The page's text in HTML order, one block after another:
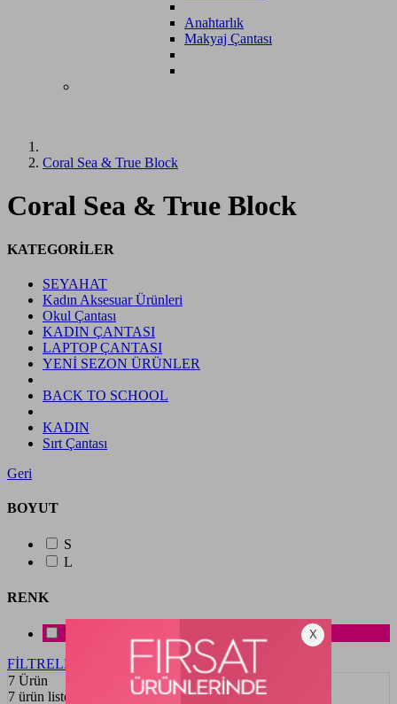
Anahtarlık
Makyaj Çantası
Coral Sea & True Block
Coral Sea & True Block
KATEGORİLER
SEYAHAT
Kadın Aksesuar Ürünleri
Okul Çantası
KADIN ÇANTASI
LAPTOP ÇANTASI
YENİ SEZON ÜRÜNLER
BACK TO SCHOOL
KADIN
Sırt Çantası
Geri
BOYUT
S
L
RENK
PEMBE
FİLTRELERİ GÖSTER
7 Ürün
7 ürün listelendi